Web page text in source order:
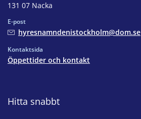
131 07 Nacka
E-post
hyresnamndenistockholm@dom.se
Kontaktsida
Öppettider och kontakt
Hitta snabbt